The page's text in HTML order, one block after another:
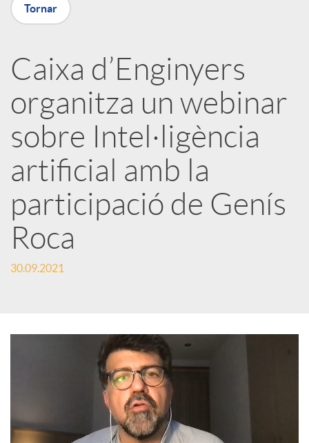
X
a
r
x
e
s
o
i
Tornar
Caixa d’Enginyers
organitza un webinar
sobre Intel·ligència
artificial amb la
participació de Genís
Roca
30.09.2021